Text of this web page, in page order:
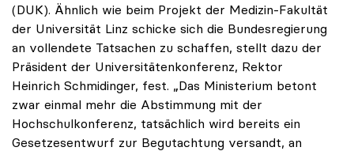
(DUK). Ähnlich wie beim Projekt der Medizin-Fakultät
der Universität Linz schicke sich die Bundesregierung
an vollendete Tatsachen zu schaffen, stellt dazu der
Präsident der Universitätenkonferenz, Rektor
Heinrich Schmidinger, fest. „Das Ministerium betont
zwar einmal mehr die Abstimmung mit der
Hochschulkonferenz, tatsächlich wird bereits ein
Gesetzesentwurf zur Begutachtung versandt, an